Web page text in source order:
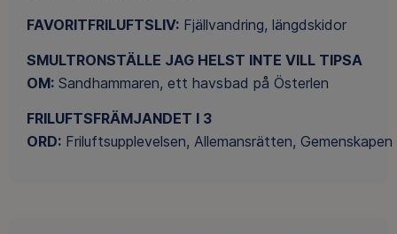
FAVORITFRILUFTSLIV: Fjällvandring, längdskidor
SMULTRONSTÄLLE JAG HELST INTE VILL TIPSA
OM: Sandhammaren, ett havsbad på Österlen
FRILUFTSFRÄMJANDET I 3
ORD: Friluftsupplevelsen, Allemansrätten, Gemenskapen